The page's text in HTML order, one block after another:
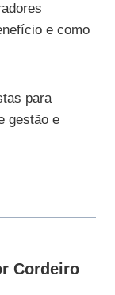
e como
para
gestão e
Cordeiro